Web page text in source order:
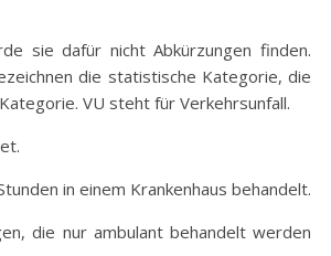
sie dafür nicht Abkürzungen finden.
die statistische Kategorie, die
VU steht für Verkehrsunfall.
in einem Krankenhaus behandelt.
die nur ambulant behandelt werden